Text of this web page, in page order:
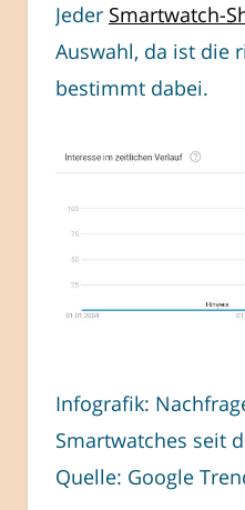
Jeder Smartwatch-
Auswahl, da ist die
bestimmt dabei.
Infografik:
Smartwatches seit
Quelle: Google